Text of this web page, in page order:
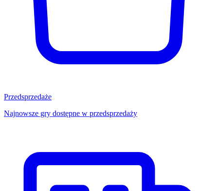
Przedsprzedaże
Najnowsze gry dostępne w przedsprzedaży